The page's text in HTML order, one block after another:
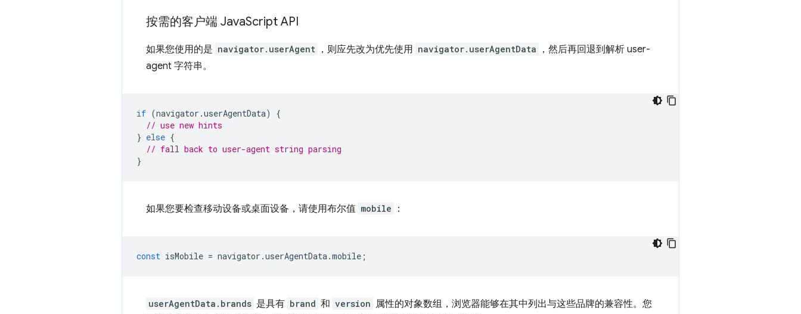
按需的客户端 JavaScript API
如果您使用的是 navigator.userAgent ，则应先改为优先使用 navigator.userAgentData
，然后再回退到解析 user-
agent 字符串。
if (navigator .userAgentData)
{
// use new hints
} else {
// fall back to user-agent string parsing
}
如果您要检查移动设备或桌面设备，请使用布尔值 mobile ：
const isMobile = navigator .userAgentData.mobile ;
userAgentData.brands 是具有 brand 和 version 属性的对象数组，浏览器能够在其中列出与这些品牌的兼容性。您